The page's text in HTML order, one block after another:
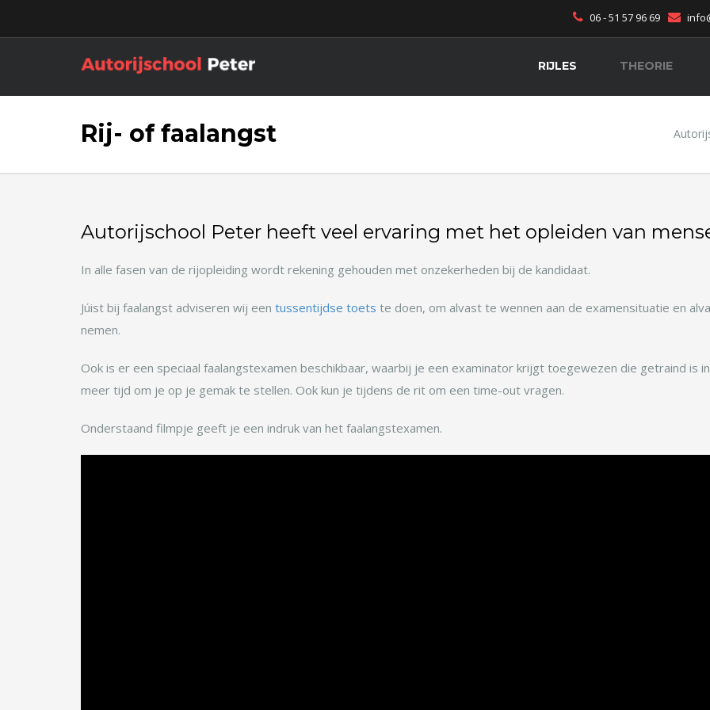
06 - 51 57 96 69
RIJLES THEORIE
Rij- of faalangst
Autorijschool Peter heeft veel ervaring met het opleiden van
In alle fasen van de rijopleiding wordt rekening gehouden met onzekerheden bij de kandidaat.
Júist bij faalangst adviseren wij een tussentijdse toets te doen, om alvast te wennen aan de examensituatie en
nemen.
Ook is er een speciaal faalangstexamen beschikbaar, waarbij je een examinator krijgt toegewezen die getraind is
meer tijd om je op je gemak te stellen. Ook kun je tijdens de rit om een time-out vragen.
Onderstaand filmpje geeft je een indruk van het faalangstexamen.